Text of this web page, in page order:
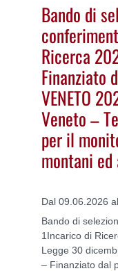
Bando di
Ricerca
Finanziato
VENETO
Veneto –
per il
montani
Dal 09.06.2026
Bando di
1Incarico di
Legge 30
– Finanziato dal